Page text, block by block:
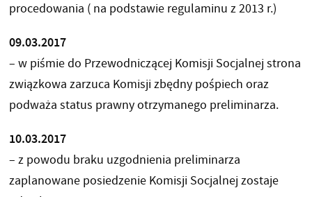
procedowania ( na podstawie regulaminu z 2013 r.)
09.03.2017
– w piśmie do Przewodniczącej Komisji Socjalnej strona
związkowa zarzuca Komisji zbędny pośpiech oraz
podważa status prawny otrzymanego preliminarza.
10.03.2017
– z powodu braku uzgodnienia preliminarza
zaplanowane posiedzenie Komisji Socjalnej zostaje